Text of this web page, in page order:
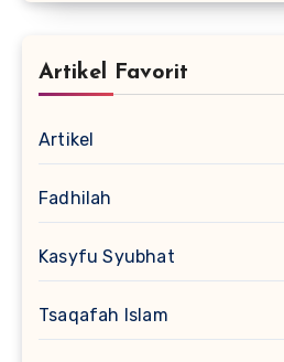
Artikel Favorit
Artikel
Fadhilah
Kasyfu Syubhat
Tsaqafah Islam